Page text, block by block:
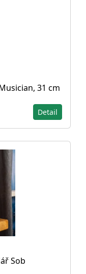
31 cm
Detail
Sob